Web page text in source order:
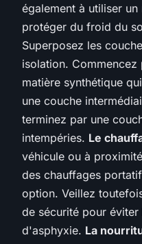
également à utiliser
protéger du froid du
Superposez les
isolation. Commencez
matière synthétique
une couche
terminez par une
intempéries. Le
véhicule ou à
des chauffages
option. Veillez
de sécurité pour
d'asphyxie. La